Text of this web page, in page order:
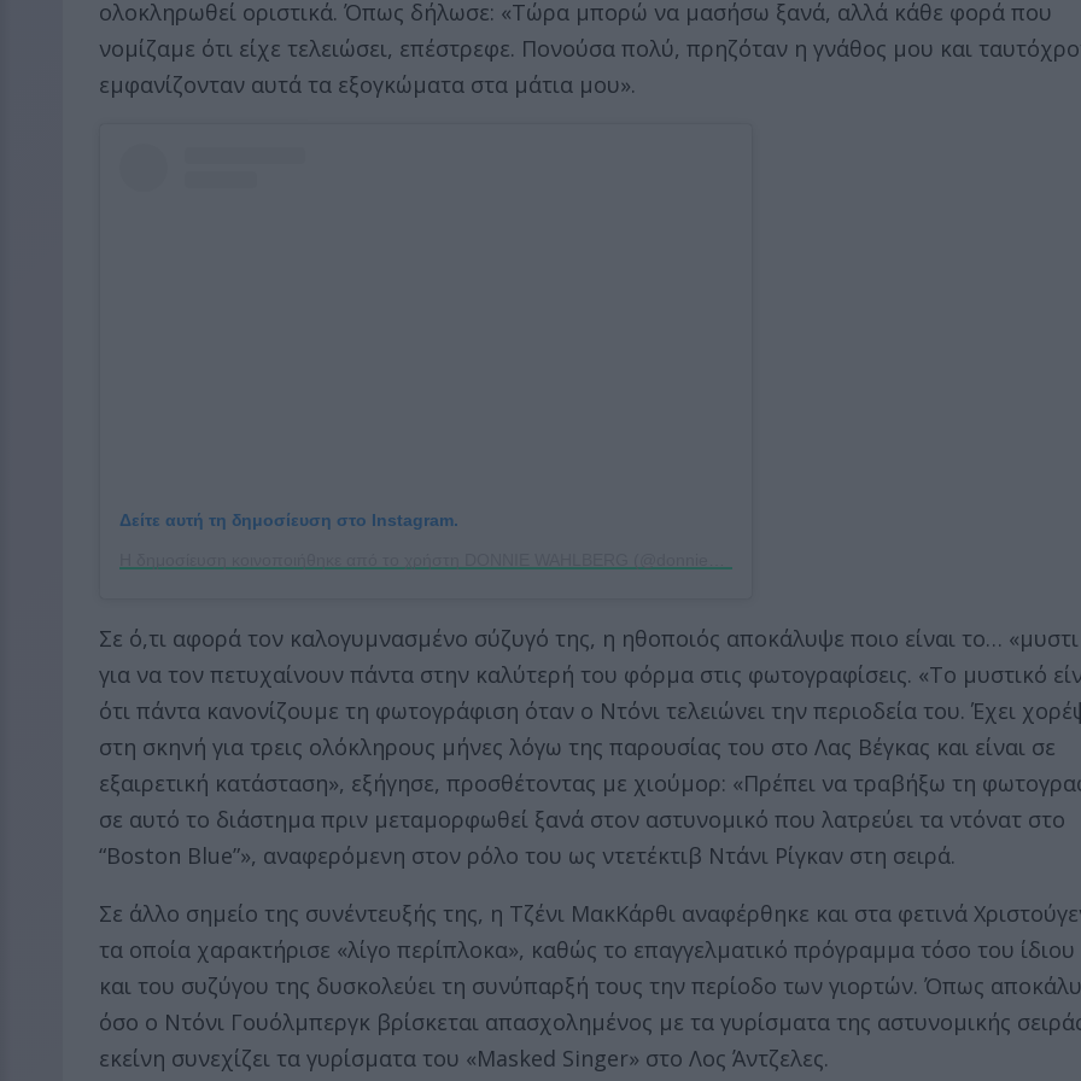
ολοκληρωθεί οριστικά. Όπως δήλωσε: «Τώρα μπορώ να μασήσω ξανά, αλλά κάθε φορά που
νομίζαμε ότι είχε τελειώσει, επέστρεφε. Πονούσα πολύ, πρηζόταν η γνάθος μου και
εμφανίζονταν αυτά τα εξογκώματα στα μάτια μου».
Δείτε αυτή τη δημοσίευση στο Instagram.
Σε ό,τι αφορά τον καλογυμνασμένο σύζυγό της, η ηθοποιός αποκάλυψε ποιο είναι το…
για να τον πετυχαίνουν πάντα στην καλύτερή του φόρμα στις φωτογραφίσεις. «Το μυστικό
ότι πάντα κανονίζουμε τη φωτογράφιση όταν ο Ντόνι τελειώνει την περιοδεία του. Έχει
στη σκηνή για τρεις ολόκληρους μήνες λόγω της παρουσίας του στο Λας Βέγκας και είναι σε
εξαιρετική κατάσταση», εξήγησε, προσθέτοντας με χιούμορ: «Πρέπει να τραβήξω τη
σε αυτό το διάστημα πριν μεταμορφωθεί ξανά στον αστυνομικό που λατρεύει τα ντόνατ στο
“Boston Blue”», αναφερόμενη στον ρόλο του ως ντετέκτιβ Ντάνι Ρίγκαν στη σειρά.
Σε άλλο σημείο της συνέντευξής της, η Τζένι ΜακΚάρθι αναφέρθηκε και στα φετινά
τα οποία χαρακτήρισε «λίγο περίπλοκα», καθώς το επαγγελματικό πρόγραμμα τόσο του
και του συζύγου της δυσκολεύει τη συνύπαρξή τους την περίοδο των γιορτών. Όπως
όσο ο Ντόνι Γουόλμπεργκ βρίσκεται απασχολημένος με τα γυρίσματα της αστυνομικής
εκείνη συνεχίζει τα γυρίσματα του «Masked Singer» στο Λος Άντζελες.